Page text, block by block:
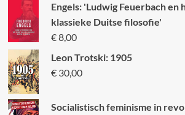
Engels: 'Ludwig Feuerbach en
klassieke Duitse filosofie'
€8,00
Leon Trotski: 1905
€30,00
Socialistisch feminisme in